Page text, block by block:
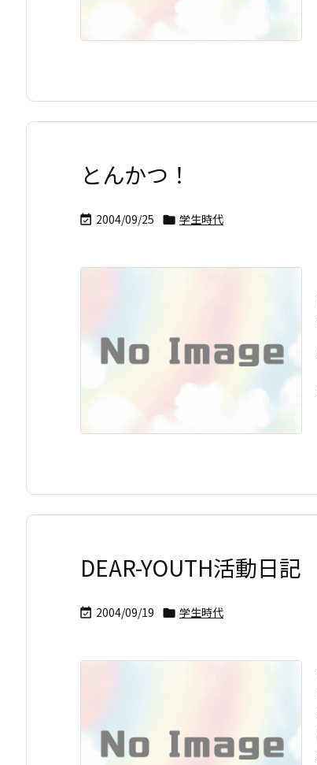
とんかつ！
 2004/09/25  学生時代
DEAR-YOUTH活動日記
 2004/09/19  学生時代